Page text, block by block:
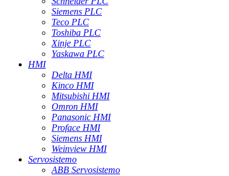
Siemens PLC
Teco PLC
Toshiba PLC
Xinje PLC
Yaskawa PLC
HMI
Delta HMI
Kinco HMI
Mitsubishi HMI
Omron HMI
Panasonic HMI
Proface HMI
Siemens HMI
Weinview HMI
Servosistemo
ABB Servosistemo